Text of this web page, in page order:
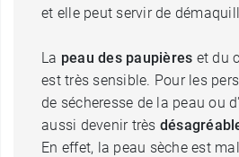
et elle peut servir de
La peau des paupières et du
est très sensible. Pour les
de sécheresse de la peau ou
aussi devenir très
En effet, la peau sèche est